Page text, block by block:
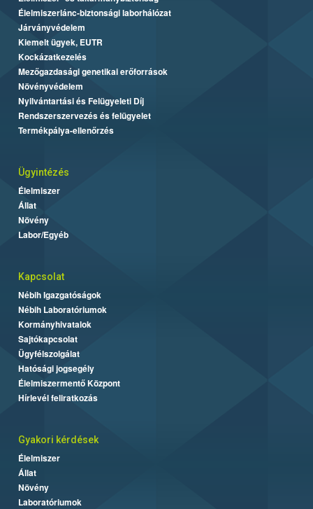
Élelmiszerlánc-biztonsági laborhálózat
Járványvédelem
Kiemelt ügyek, EUTR
Kockázatkezelés
Mezőgazdasági genetikai erőforrások
Növényvédelem
Nyilvántartási és Felügyeleti Díj
Rendszerszervezés és felügyelet
Termékpálya-ellenőrzés
Ügyintézés
Élelmiszer
Állat
Növény
Labor/Egyéb
Kapcsolat
Nébih Igazgatóságok
Nébih Laboratóriumok
Kormányhivatalok
Sajtókapcsolat
Ügyfélszolgálat
Hatósági jogsegély
Élelmiszermentő Központ
Hírlevél feliratkozás
Gyakori kérdések
Élelmiszer
Állat
Növény
Laboratóriumok